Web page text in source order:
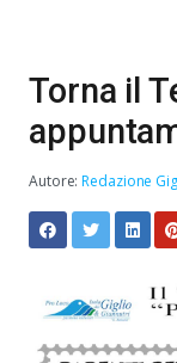
Torna il
Autore:Redazione